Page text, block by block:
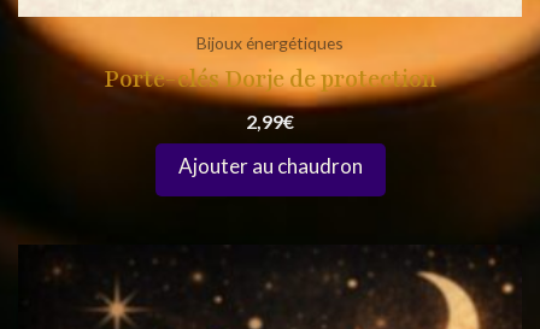
Bijoux énergétiques
Porte-clés Dorje de protection
2,99€